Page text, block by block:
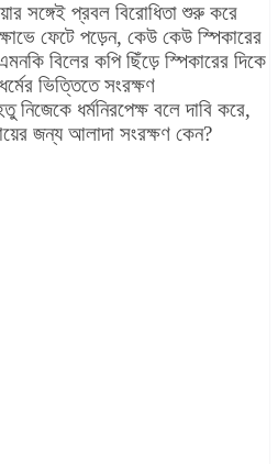
সঙ্গেই প্রবল বিরোধিতা শুরু করে
ফেটে পড়েন, কেউ কেউ স্পিকারের
বিলের কপি ছিঁড়ে স্পিকারের দিকে
ভিত্তিতে সংরক্ষণ
নিজেকে ধর্মনিরপেক্ষ বলে দাবি করে,
জন্য আলাদা সংরক্ষণ কেন?